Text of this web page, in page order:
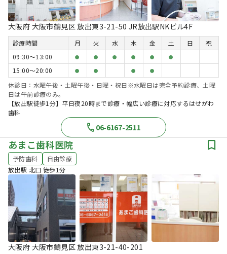
大阪府 大阪市鶴見区 放出東3-21-50 JR放出駅NKビル4F
診療時間 月 火 水 木 金 土 日
祝
09:30〜13:00
● ● ● ● ● ●
15:00〜20:00 ● ● ● ●
休診日：水曜午後・土曜午後・日曜・祝日※水曜日は完全予約診療、土曜
日は午前診療のみ。
【放出駅徒歩1分】平日夜20時まで診療・幅広い診療に対応するはせがわ
歯科
06-6167-2511
あまこ歯科医院
予防歯科
自由診療
放出駅 北口 徒歩1分
大阪府 大阪市鶴見区 放出東3-21-40-201